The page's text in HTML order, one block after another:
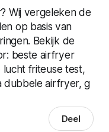
Wij vergeleken de
op basis van
Bekijk de
beste airfryer
friteuse test,
dubbele airfryer, g
Deel